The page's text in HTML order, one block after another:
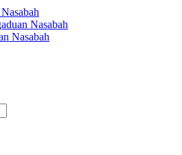
Nasabah
Nasabah